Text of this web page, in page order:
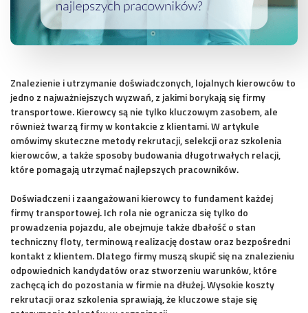
Znalezienie i utrzymanie doświadczonych, lojalnych kierowców to
jedno z najważniejszych wyzwań, z jakimi borykają się firmy
transportowe. Kierowcy są nie tylko kluczowym zasobem, ale
również twarzą firmy w kontakcie z klientami. W artykule
omówimy skuteczne metody rekrutacji, selekcji oraz szkolenia
kierowców, a także sposoby budowania długotrwałych relacji,
które pomagają utrzymać najlepszych pracowników.
Doświadczeni i zaangażowani kierowcy to fundament każdej
firmy transportowej. Ich rola nie ogranicza się tylko do
prowadzenia pojazdu, ale obejmuje także dbałość o stan
techniczny floty, terminową realizację dostaw oraz bezpośredni
kontakt z klientem. Dlatego firmy muszą skupić się na znalezieniu
odpowiednich kandydatów oraz stworzeniu warunków, które
zachęcą ich do pozostania w firmie na dłużej. Wysokie koszty
rekrutacji oraz szkolenia sprawiają, że kluczowe staje się